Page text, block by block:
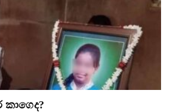
කාගෙද?